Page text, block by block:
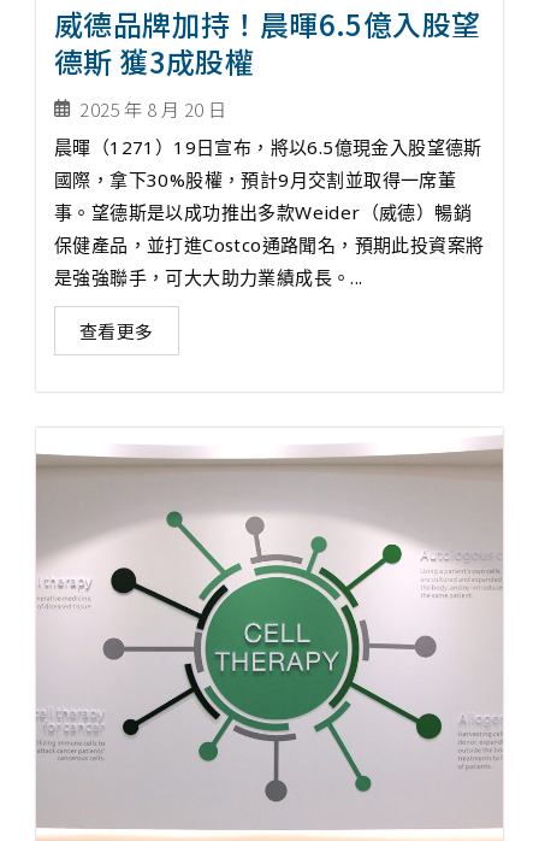
威德品牌加持！晨暉6.5億入股望
德斯 獲3成股權
2025 年 8 月 20 日
晨暉（1271）19日宣布，將以6.5億現金入股望德斯
國際，拿下30%股權，預計9月交割並取得一席董
事。望德斯是以成功推出多款Weider（威德）暢銷
保健產品，並打進Costco通路聞名，預期此投資案將
是強強聯手，可大大助力業績成長。...
查看更多